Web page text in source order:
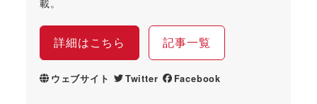
詳細はこちら 記事一覧
ウェブサイト Twitter Facebook